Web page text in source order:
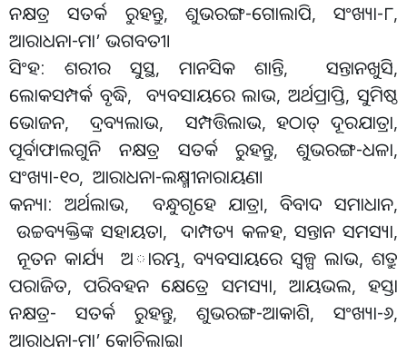
ନକ୍ଷତ୍ର ସତର୍କ ରୁହନ୍ତୁ, ଶୁଭରଙ୍ଗ-ଗୋଲାପି, ସଂଖ୍ୟା-୮,
ଆରାଧନା-ମା’ ଭଗବତୀ।
ସିଂହ: ଶରୀର ସୁସ୍ଥ, ମାନସିକ ଶାନ୍ତି, ସନ୍ତାନଖୁସି,
ଲୋକସମ୍ପର୍କ ବୃଦ୍ଧି, ବ୍ୟବସାୟରେ ଲାଭ, ଅର୍ଥପ୍ରାପ୍ତି, ସୁମିଷ୍ଠ
ଭୋଜନ, ଦ୍ରବ୍ୟଲାଭ, ସମ୍ପତ୍ତିଲାଭ, ହଠାତ୍ ଦୂରଯାତ୍ରା,
ପୂର୍ବାଫାଲଗୁନି ନକ୍ଷତ୍ର ସତର୍କ ରୁହନ୍ତୁ, ଶୁଭରଙ୍ଗ-ଧଳା,
ସଂଖ୍ୟା-୧୦, ଆରାଧନା-ଲକ୍ଷ୍ମୀନାରାୟଣ।
କନ୍ୟା: ଅର୍ଥଲାଭ, ବନ୍ଧୁଗୃହେ ଯାତ୍ରା, ବିବାଦ ସମାଧାନ,
ଉଚ୍ଚବ୍ୟକ୍ତିଙ୍କ ସହାୟତା, ଦାମ୍ପତ୍ୟ କଳହ, ସନ୍ତାନ ସମସ୍ୟା,
ନୂତନ କାର୍ଯ୍ୟ ଅାରମ୍ଭ, ବ୍ୟବସାୟରେ ସ୍ବଳ୍ପ ଲାଭ, ଶତ୍ରୁ
ପରାଜିତ, ପରିବହନ କ୍ଷେତ୍ରେ ସମସ୍ୟା, ଆୟଭଲ, ହସ୍ତା
ନକ୍ଷତ୍ର- ସତର୍କ ରୁହନ୍ତୁ, ଶୁଭରଙ୍ଗ-ଆକାଶି, ସଂଖ୍ୟା-୬,
ଆରାଧନା-ମା’ କୋଚିଲାଇ।